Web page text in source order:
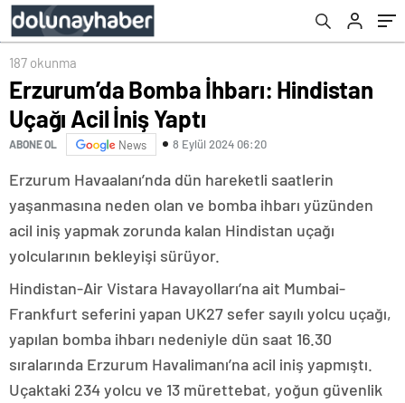
187 okunma
Erzurum’da Bomba İhbarı: Hindistan
Uçağı Acil İniş Yaptı
ABONE OL News 8 Eylül 2024 06:20
Erzurum Havaalanı’nda dün hareketli saatlerin
yaşanmasına neden olan ve bomba ihbarı yüzünden
acil iniş yapmak zorunda kalan Hindistan uçağı
yolcularının bekleyişi sürüyor.
Hindistan-Air Vistara Havayolları’na ait Mumbai-
Frankfurt seferini yapan UK27 sefer sayılı yolcu uçağı,
yapılan bomba ihbarı nedeniyle dün saat 16.30
sıralarında Erzurum Havalimanı’na acil iniş yapmıştı.
Uçaktaki 234 yolcu ve 13 mürettebat, yoğun güvenlik